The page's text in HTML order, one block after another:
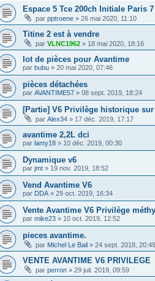
Espace 5 Tce 200ch Initiale Paris
par pptroene » 26 mai 2020, 11:10
Titine 2 est à vendre
par VLNC1962 » 18 mai 2020, 18:16
lot de pièces pour Avantime
par bubu » 20 mai 2020, 07:46
pièces détachées
par AVANTIME57 » 08 sept. 2019, 18:24
[Partie] V6 Privilège historique sur
par Alex34 » 17 déc. 2019, 17:17
avantime 2,2L dci
par lamy18 » 10 déc. 2019, 00:30
Dynamique v6
par jmt » 19 nov. 2019, 18:52
Vend Avantime V6
par DDA » 29 oct. 2019, 16:34
Vente Avantime V6 Privilège méthyl
par mike23 » 10 oct. 2019, 12:52
pieces avantime.
par Michel Le Bail » 24 sept. 2018, 20:49
VENTE AVANTIME V6 PRIVILEGE
par perron » 29 juil. 2019, 09:59